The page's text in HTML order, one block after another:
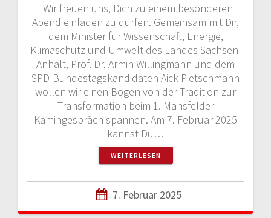
Wir freuen uns, Dich zu einem besonderen
Abend einladen zu dürfen. Gemeinsam mit Dir,
dem Minister für Wissenschaft, Energie,
Klimaschutz und Umwelt des Landes Sachsen-
Anhalt, Prof. Dr. Armin Willingmann und dem
SPD-Bundestagskandidaten Aick Pietschmann
wollen wir einen Bogen von der Tradition zur
Transformation beim 1. Mansfelder
Kamingespräch spannen. Am 7. Februar 2025
kannst Du…
WEITERLESEN
7. Februar 2025